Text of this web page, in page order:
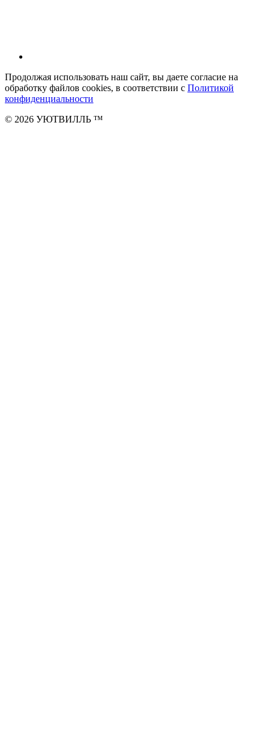
Продолжая использовать наш сайт, вы даете согласие на
обработку файлов cookies, в соответствии с Политикой
конфиденциальности
© 2026 УЮТВИЛЛЬ ™